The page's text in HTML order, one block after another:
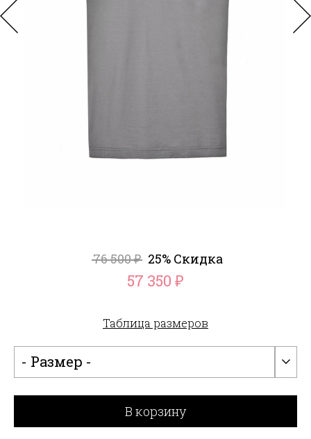
76 500₽ 25% Скидка
57 350 ₽
Таблица размеров
- Размер -
В корзину